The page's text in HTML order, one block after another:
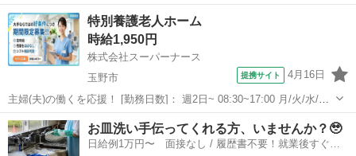
ッフも活躍中☆＜玉野市＞正社員を目指せる◎フォークリフト・クレ
ーン資格を活かして働こう！製品加工／土日祝休み／日勤 【コメン
ト】 ＊＊充実したお仕事探しを...
岡山 玉野市 工場
特別養護老人ホーム
時給1,950円
株式会社スーパーナース
玉野市
提携サイト 4月16日
主婦(夫)の働くを応援！ [勤務日数]： 週2日~ 08:30~17:00 月/火/水/木/
金/土/日 などから選べます [勤務地・最寄駅]： 岡山県玉野市 株式会社
スーパーナース 宇野駅バス25分 [職種名]：特別養...
岡山 玉野市 看護師
お皿洗い手伝ってくれる方、いませんか？🥹
日給例1万円〜 面接なし / 履歴書不要！就業後すぐに